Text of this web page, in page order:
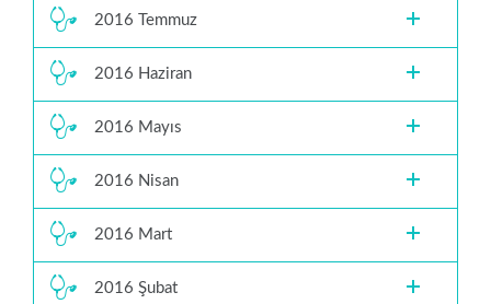
2016 Temmuz
2016 Haziran
2016 Mayıs
2016 Nisan
2016 Mart
2016 Şubat